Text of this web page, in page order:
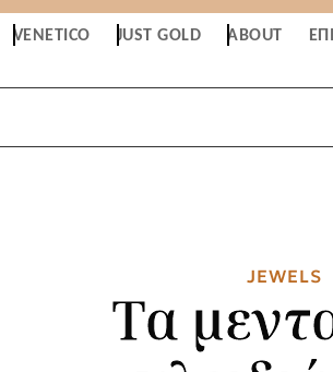
VENETICO JUST GOLD ABOUT
JEWELS
Τα